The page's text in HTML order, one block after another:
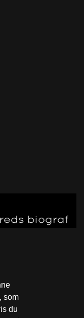
som
du